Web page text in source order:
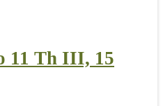
11 Th III, 15